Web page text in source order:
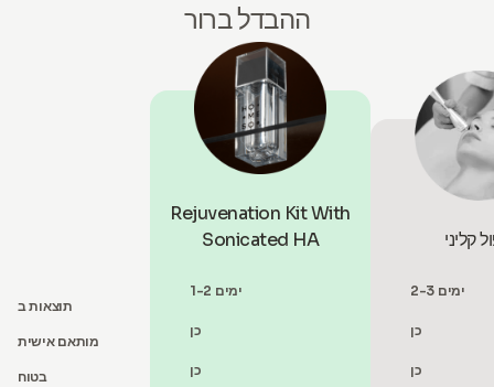
ההבדל ברור
תוצאות ב
מותאם אישית
בטוח
Rejuvenation Kit With
Sonicated HA
1-2 ימים
כן
כן
קליני
2-3 ימים
כן
כן